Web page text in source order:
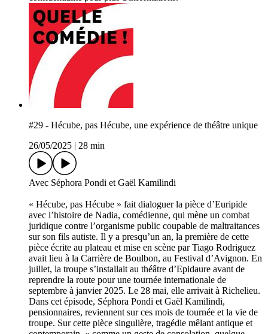
#29 - Hécube, pas Hécube, une expérience de théâtre unique
26/05/2025
28 min
Avec Séphora Pondi et Gaël Kamilindi
« Hécube, pas Hécube » fait dialoguer la pièce d’Euripide
avec l’histoire de Nadia, comédienne, qui mène un combat
juridique contre l’organisme public coupable de maltraitances
sur son fils autiste. Il y a presqu’un an, la première de cette
pièce écrite au plateau et mise en scène par Tiago Rodriguez
avait lieu à la Carrière de Boulbon, au Festival d’Avignon. En
juillet, la troupe s’installait au théâtre d’Epidaure avant de
reprendre la route pour une tournée internationale de
septembre à janvier 2025. Le 28 mai, elle arrivait à Richelieu.
Dans cet épisode, Séphora Pondi et Gaël Kamilindi,
pensionnaires, reviennent sur ces mois de tournée et la vie de
troupe. Sur cette pièce singulière, tragédie mêlant antique et